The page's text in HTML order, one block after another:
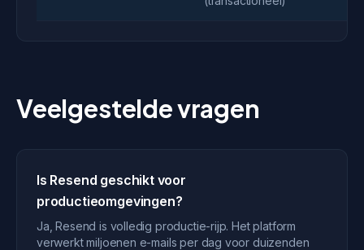
Veelgestelde vragen
Is Resend geschikt voor
productieomgevingen?
Ja, Resend is volledig productie-rijp. Het platform
verwerkt miljoenen e-mails per dag voor duizenden